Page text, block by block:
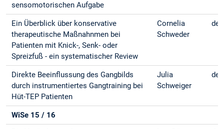
sensomotorischen Aufgabe
Ein Überblick über konservative
therapeutische Maßnahnmen bei
Patienten mit Knick-, Senk- oder
Spreizfuß - ein systematischer Review
Cornelia
Schweder
Direkte Beeinflussung des Gangbilds
durch instrumentiertes Gangtraining bei
Hüt-TEP Patienten
Julia
Schweiger
WiSe 15 / 16